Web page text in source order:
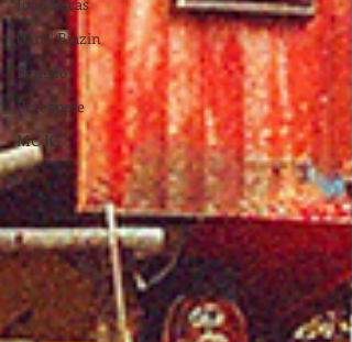
Carol Biazin
Penedo
Pineapple
MC IG